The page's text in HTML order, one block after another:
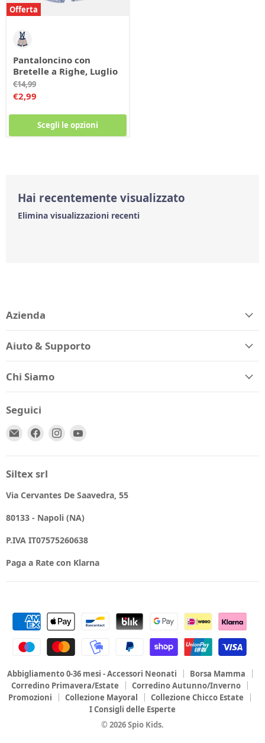
Offerta
Pantaloncino con
Bretelle a Righe, Luglio
Prezzo
originale
€14,99
Prezzo
€2,99
Scegli le opzioni
Hai recentemente visualizzato
Elimina visualizzazioni recenti
Azienda
Aiuto & Supporto
Chi Siamo
Seguici
Email
Trovaci Trovaci
Siltex srl
Via Cervantes De Saavedra, 55
80133 - Napoli (NA)
P.IVA IT07575260638
Paga a Rate con Klarna
Abbigliamento 0-36 mesi - Accessori Neonati
Borsa Mamma
Corredino Primavera/Estate
Corredino Autunno/Inverno
Promozioni
Collezione Mayoral
Collezione Chicco Estate
I Consigli delle Esperte
© 2026 Spio Kids.